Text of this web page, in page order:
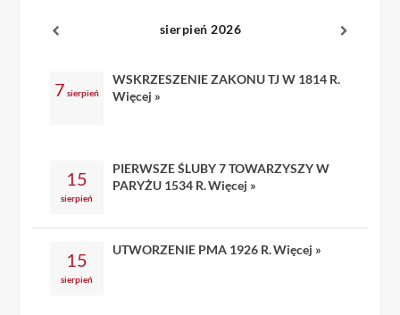
sierpień 2026
7 sierpień
WSKRZESZENIE ZAKONU TJ W 1814 R.
Więcej »
15
sierpień
PIERWSZE ŚLUBY 7 TOWARZYSZY W
PARYŻU 1534 R.Więcej »
15
sierpień
UTWORZENIE PMA 1926 R.Więcej »